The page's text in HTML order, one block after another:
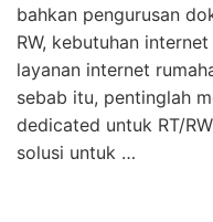
bahkan pengurusan
RW, kebutuhan
layanan internet
sebab itu, pentinglah
dedicated untuk RT/
solusi untuk …